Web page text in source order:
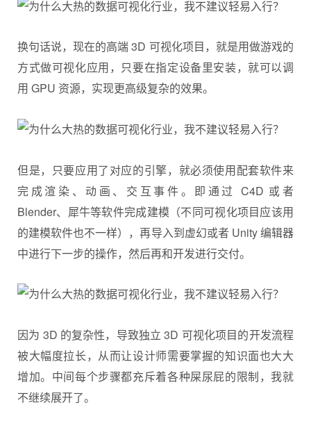
换句话说，现在的高端 3D 可视化项目，就是用做游戏的
方式做可视化应用，只要在指定设备里安装，就可以调
用 GPU 资源，实现更高级复杂的效果。
但是，只要应用了对应的引擎，就必须使用配套软件来
完成渲染、动画、交互事件。即通过 C4D 或者
Blender、犀牛等软件完成建模（不同可视化项目应该用
的建模软件也不一样），再导入到虚幻或者 Unity 编辑器
中进行下一步的操作，然后再和开发进行交付。
因为 3D 的复杂性，导致独立 3D 可视化项目的开发流程
被大幅度拉长，从而让设计师需要掌握的知识面也大大
增加。中间每个步骤都充斥着各种屎尿屁的限制，我就
不继续展开了。